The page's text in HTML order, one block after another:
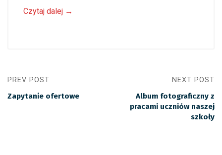
Czytaj dalej →
PREV POST
Zapytanie ofertowe
NEXT POST
Album fotograficzny z
pracami uczniów naszej
szkoły